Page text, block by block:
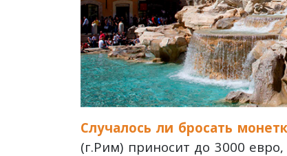
Случалось ли бросать
(г.Рим) приносит до 3000